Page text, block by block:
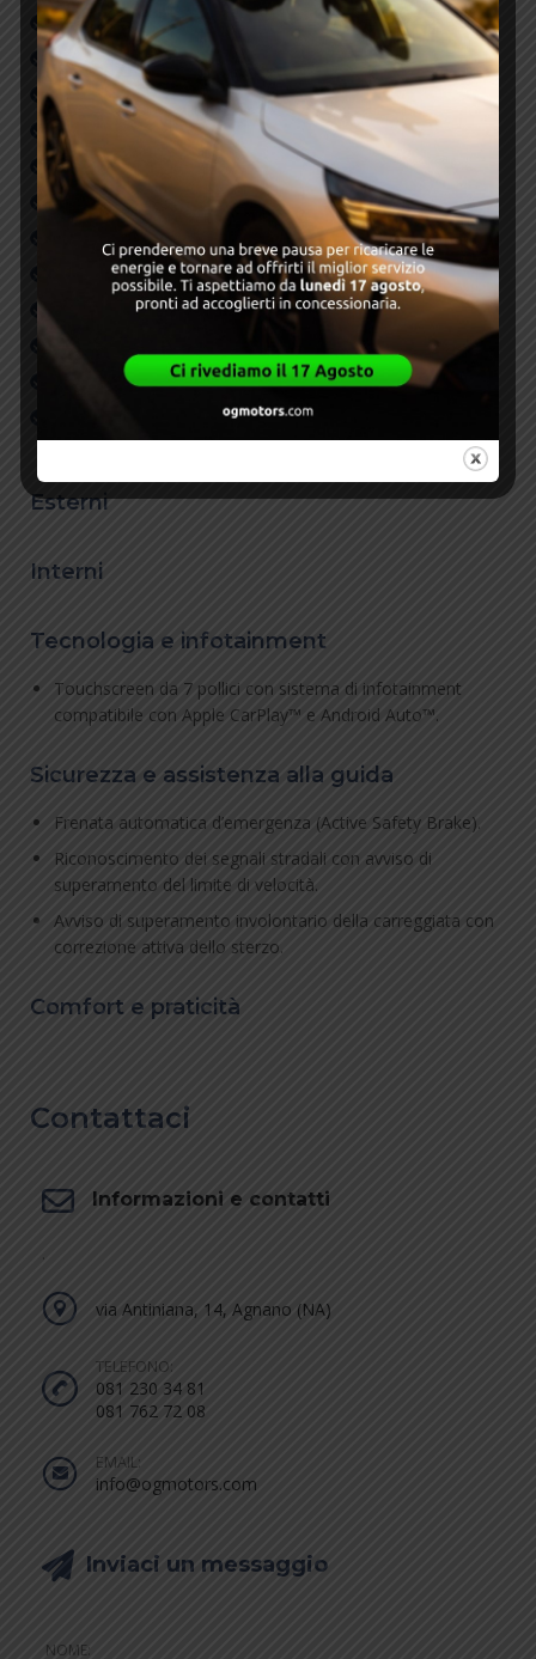
Chiusura centralizzata
Climatizzatore
ESP
Fendinebbia
Navigatore
RETROCAMERA
RETROVISORI ELETTRICI
SENSORI DI PARCHEGGIO
SISTEMI ADAS
USB
Vetri elettrici
Esterni
Interni
Tecnologia e infotainment
Touchscreen da 7 pollici con sistema di infotainment
compatibile con Apple CarPlay™ e Android Auto™.
Sicurezza e assistenza alla guida
Frenata automatica d’emergenza (Active Safety Brake).
Riconoscimento dei segnali stradali con avviso di
superamento del limite di velocità.
Avviso di superamento involontario della carreggiata con
correzione attiva dello sterzo.
Comfort e praticità
Contattaci
Informazioni e contatti
.
via Antiniana, 14, Agnano (NA)
TELEFONO:
081 230 34 81
081 762 72 08
EMAIL:
info@ogmotors.com
Inviaci un messaggio
NOME: